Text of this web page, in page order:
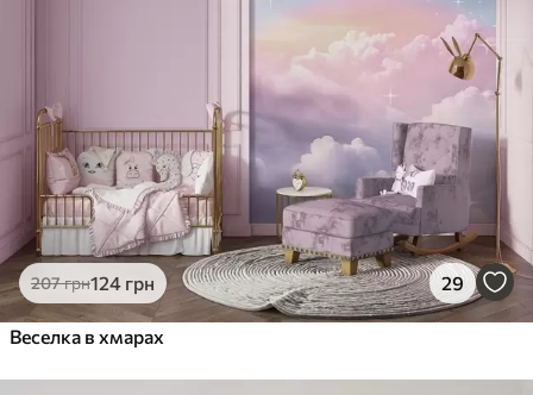
207грн124 грн 29
Веселка в хмарах